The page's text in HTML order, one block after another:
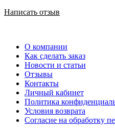
Написать отзыв
О компании
Как сделать заказ
Новости и статьи
Отзывы
Контакты
Личный кабинет
Политика
Условия возврата
Согласие на обработку